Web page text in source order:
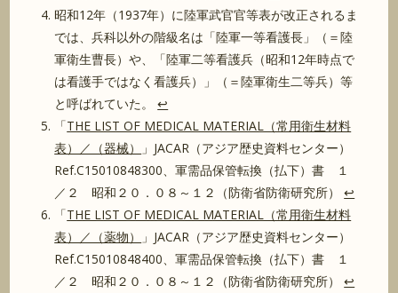
昭和12年（1937年）に陸軍武官官等表が改正されるま
では、兵科以外の階級名は「陸軍一等看護長」（＝陸
軍衛生曹長）や、「陸軍二等看護兵（昭和12年時点で
は看護手ではなく看護兵）」（＝陸軍衛生二等兵）等
と呼ばれていた。↩︎
「THE LIST OF MEDICAL MATERIAL（常用衛生材料
表）／（器械）
」JACAR（アジア歴史資料センター）
Ref.C15010848300、軍需品保管転換（払下）書 １
／２ 昭和２０．０８～１２（防衛省防衛研究所）↩︎
「THE LIST OF MEDICAL MATERIAL（常用衛生材料
表）／（薬物）
」JACAR（アジア歴史資料センター）
Ref.C15010848400、軍需品保管転換（払下）書 １
／２ 昭和２０．０８～１２（防衛省防衛研究所）↩︎